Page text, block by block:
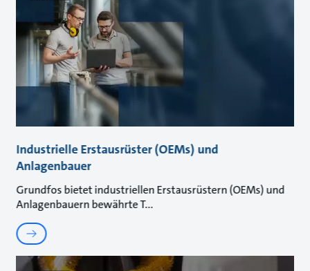
Industrielle Erstausrüster (OEMs) und
Anlagenbauer
Grundfos bietet industriellen Erstausrüstern (OEMs) und
Anlagenbauern bewährte T